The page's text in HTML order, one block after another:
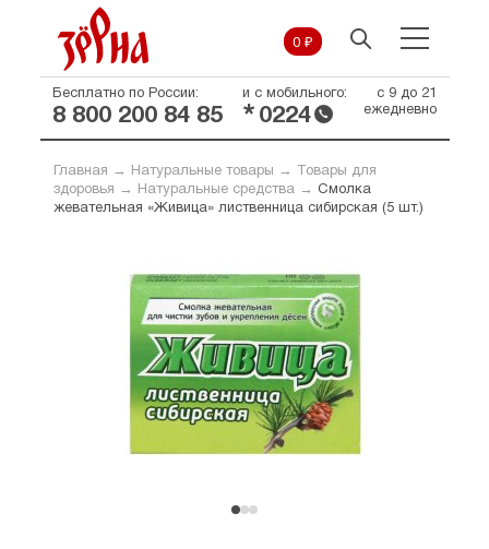
0 ₽
Бесплатно по России:
8 800 200 84 85
и с мобильного:
* 0224
с 9 до 21
ежедневно
Главная → Натуральные товары →
Товары для
здоровья → Натуральные средства→ Смолка
жевательная «Живица» лиственница сибирская (5 шт.)